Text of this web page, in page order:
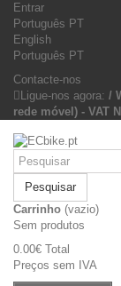
Entrar
Português PT
English
Português PT
Contacte-nos
Ligue-nos agora: /
rede móvel) - VAT
Pesquisar
Carrinho (vazio)
Sem produtos
0.00€ Total
Preços sem IVA